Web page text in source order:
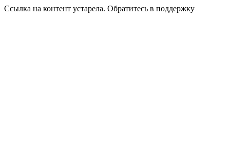
Ссылка на контент устарела. Обратитесь в поддержку